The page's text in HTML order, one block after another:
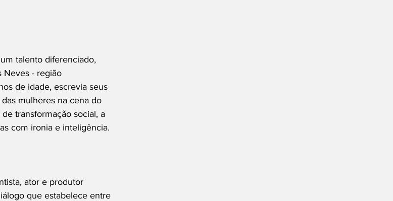
talento diferenciado,
Neves - região
de idade, escrevia seus
mulheres na cena do
transformação social, a
com ironia e inteligência.
ator e produtor
que estabelece entre